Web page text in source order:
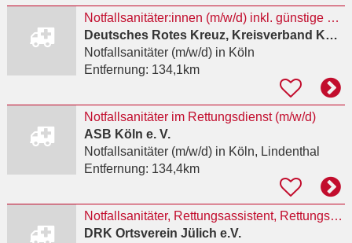
Notfallsanitäter:innen (m/w/d) inkl. günstige Betriebswohnung
Deutsches Rotes Kreuz, Kreisverband Köln e.V.
Notfallsanitäter (m/w/d)in Köln
Entfernung: 134,1km
Notfallsanitäter im Rettungsdienst (m/w/d)
ASB Köln e. V.
Notfallsanitäter (m/w/d)in Köln, Lindenthal
Entfernung: 134,4km
Notfallsanitäter, Rettungsassistent, Rettungssanitäter für den Einsatz auf dem Nürburgring als
DRK Ortsverein Jülich e.V.